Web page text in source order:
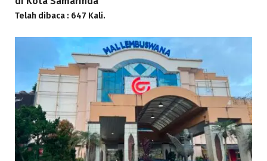
Telah dibaca : 647 Kali.